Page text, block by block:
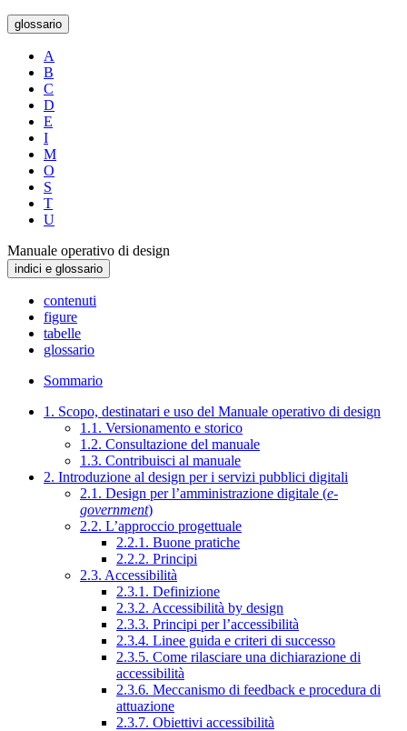
glossario
A
B
C
D
E
I
M
O
S
T
U
Manuale operativo di design
indici e glossario
contenuti
figure
tabelle
glossario
Sommario
1. Scopo, destinatari e uso del Manuale operativo di design
1.1. Versionamento e storico
1.2. Consultazione del manuale
1.3. Contribuisci al manuale
2. Introduzione al design per i servizi pubblici digitali
2.1. Design per l’amministrazione digitale (e-
government)
2.2. L’approccio progettuale
2.2.1. Buone pratiche
2.2.2. Principi
2.3. Accessibilità
2.3.1. Definizione
2.3.2. Accessibilità by design
2.3.3. Principi per l’accessibilità
2.3.4. Linee guida e criteri di successo
2.3.5. Come rilasciare una dichiarazione di
accessibilità
2.3.6. Meccanismo di feedback e procedura di
attuazione
2.3.7. Obiettivi accessibilità